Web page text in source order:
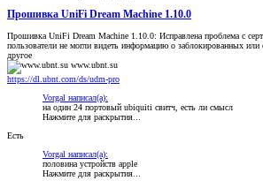
Прошивка UniFi Dream Machine 1.10.0
Прошивка UniFi Dream Machine 1.10.0: Исправлена проблема с
пользователи не могли видеть информацию о заблокированных
другое
www.ubnt.su
https://dl.ubnt.com/ds/udm-pro
Vorgal написал(а):
на один 24 портовый ubiquiti свитч, есть ли смысл
Нажмите для раскрытия...
Есть
Vorgal написал(а):
половина устройств apple
Нажмите для раскрытия...